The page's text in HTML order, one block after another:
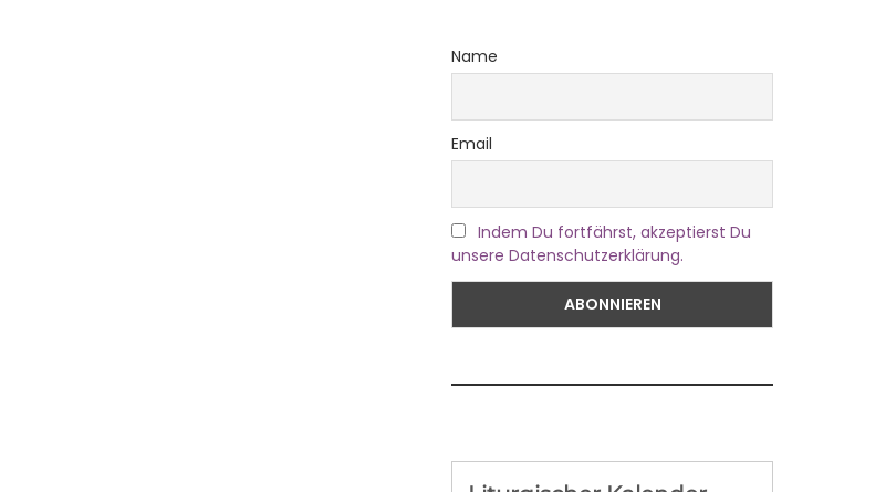
Name
Email
Indem Du fortfährst, akzeptierst Du
unsere Datenschutzerklärung.